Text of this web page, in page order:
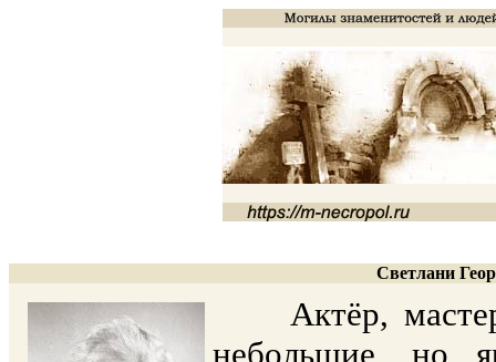
Светлани
Актёр, мастер
небольшие, но